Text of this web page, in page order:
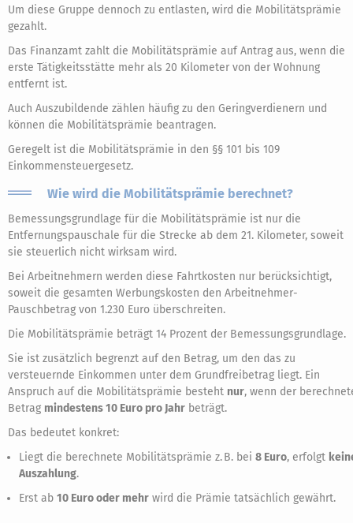
Um diese Gruppe dennoch zu entlasten, wird die Mobilitätsprämie
gezahlt.
Das Finanzamt zahlt die Mobilitätsprämie auf Antrag aus, wenn die
erste Tätigkeitsstätte mehr als 20 Kilometer von der Wohnung
entfernt ist.
Auch Auszubildende zählen häufig zu den Geringverdienern und
können die Mobilitätsprämie beantragen.
Geregelt ist die Mobilitätsprämie in den §§ 101 bis 109
Einkommensteuergesetz.
Wie wird die Mobilitätsprämie berechnet?
Bemessungsgrundlage für die Mobilitätsprämie ist nur die
Entfernungspauschale für die Strecke ab dem 21. Kilometer, soweit
sie steuerlich nicht wirksam wird.
Bei Arbeitnehmern werden diese Fahrtkosten nur berücksichtigt,
soweit die gesamten Werbungskosten den Arbeitnehmer-
Pauschbetrag von 1.230 Euro überschreiten.
Die Mobilitätsprämie beträgt 14 Prozent der Bemessungsgrundlage.
Sie ist zusätzlich begrenzt auf den Betrag, um den das zu
versteuernde Einkommen unter dem Grundfreibetrag liegt. Ein
Anspruch auf die Mobilitätsprämie besteht nur, wenn der
Betrag mindestens 10 Euro pro Jahr beträgt.
Das bedeutet konkret:
Liegt die berechnete Mobilitätsprämie z. B. bei 8 Euro, erfolgt
Auszahlung.
Erst ab 10 Euro oder mehr wird die Prämie tatsächlich gewährt.